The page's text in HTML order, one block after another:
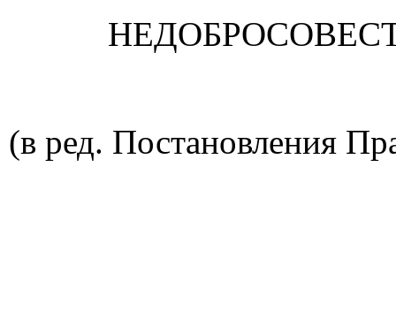
(в ред. Постановления